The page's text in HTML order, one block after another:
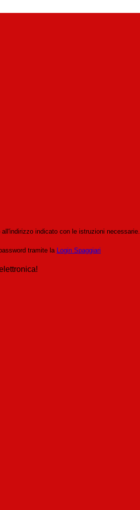
indicato con le istruzioni necessarie.
tramite la Login Spaggiari